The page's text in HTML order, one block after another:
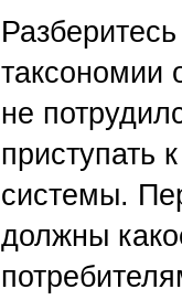
таксономии
не
приступать
системы.
должны